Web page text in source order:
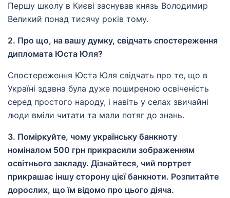
Першу школу в Києві заснував князь Володимир
Великий понад тисячу років тому.
2. Про що, на вашу думку, свідчать спостереження
дипломата Юста Юля?
Спостереження Юста Юля свідчать про те, що в
Україні здавна була дуже поширеною освіченість
серед простого народу, і навіть у селах звичайні
люди вміли читати та мали потяг до знань.
3. Поміркуйте, чому українську банкноту
номіналом 500 грн прикрасили зображенням
освітнього закладу. Дізнайтеся, чий портрет
прикрашає іншу сторону цієї банкноти. Розпитайте
дорослих, що їм відомо про цього діяча.